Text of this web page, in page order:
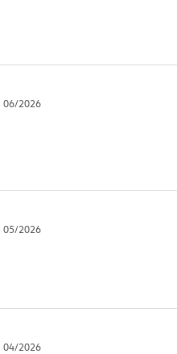
06/2026
05/2026
04/2026